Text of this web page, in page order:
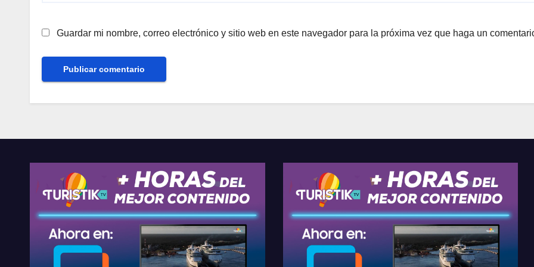
Guardar mi nombre, correo electrónico y sitio web en este navegador para la próxima vez que haga un